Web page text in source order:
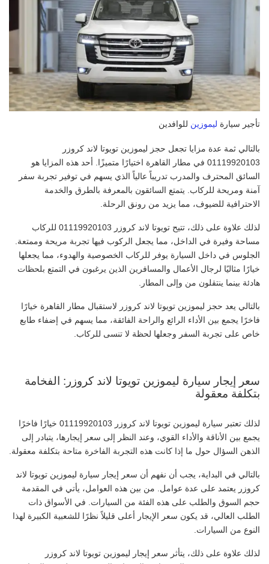
تأجير سيارة ليموزين للوافدين
بالتالي ثمة عدة مزايا تجعل حجز ليموزين تويوتا لاند كروزر
01119920103 في مطار القاهرة اختيارًا متميزًا. أحد هذه المزايا هو
السائق المحترف والمدرب تدريباً عالياً الذي يسهم في توفير تجربة سفر
آمنة ومريحة للركاب. يتمتع السائقون بالمعرفة بالطرق والخدمة
الاحترافية للضيوف، مما يزيد من رونق الرحلة.
لذلك علاوة على ذلك، تتيح تويوتا لاند كروزر 01119920103 للركاب
مساحة وفيرة في الداخل، مما يجعل الركوب فيها تجربة مريحة وممتعة.
الجلوس في داخل السيارة يوفر للركاب الخصوصية والهدوء، مما يجعلها
خيارًا مثاليًا لرجال الأعمال والمسافرين الذين يرغبون في التمتع بلحظات
هادئة بينما ينتقلون من وإلى المطار.
بالتالي يعد حجز ليموزين تويوتا لاند كروزر لاستقبال مطار القاهرة خيارًا
فاخرًا يجمع بين الأداء الرائع والراحة الفائقة، مما يسهم في إضفاء طابع
خاص على تجربة السفر وجعلها لحظة لا تنسى للركاب.
سعر إيجار سيارة ليموزين تويوتا لاند كروزر: الفخامة
بتكلفة معقولة
لذلك تعتبر سيارة ليموزين تويوتا لاند كروزر 01119920103 خيارًا فاخرًا
يجمع بين الأناقة والأداء القوي، وعند النظر إلى سعر إيجارها، يتبادر إلى
الذهن السؤال حول ما إذا كانت هذه التجربة الفاخرة متاحة بتكلفة معقولة.
بالتالي في البداية، يجب أن نفهم أن سعر إيجار سيارة ليموزين تويوتا لاند
كروزر يعتمد على عدة عوامل. من بين هذه العوامل، يأتي في المقدمة
حجم السوق والطلب على هذه الفئة من السيارات. في الأسواق ذات
الطلب العالي، قد يكون سعر الإيجار أعلى قليلاً نظرًا للشعبية الكبيرة لهذا
النوع من السيارات.
لذلك علاوة على ذلك، يتأثر سعر إيجار ليموزين تويوتا لاند كروزر